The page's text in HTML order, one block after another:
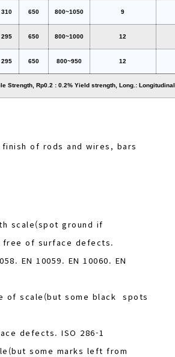
310 650 800~1050 9
295 650 800~1000 12
295 650 800~950 12
Strength, Rp0.2 : 0.2% Yield strength, Long.: Longitudinal
of rods and wires, bars
scale(spot ground if
free of surface defects.
EN 10059. EN 10060. EN
of scale(but some black spots
defects. ISO 286-1
some marks left from